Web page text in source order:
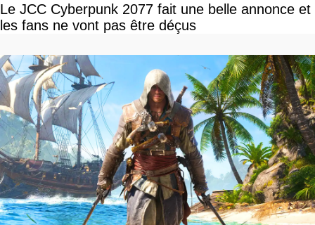
Le JCC Cyberpunk 2077 fait une belle annonce et
les fans ne vont pas être déçus